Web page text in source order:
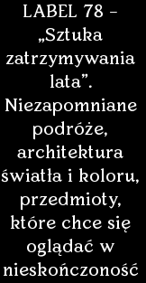
LABEL 78 –
„Sztuka
zatrzymywania
lata”.
Niezapomniane
podróże,
architektura
światła i koloru,
przedmioty,
które chce się
oglądać w
nieskończoność